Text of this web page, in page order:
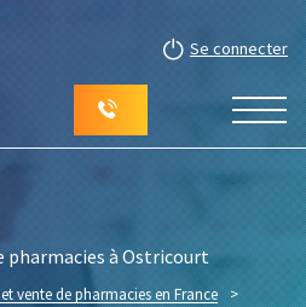
Se connecter
pharmacies à Ostricourt
vente de pharmacies en France
>